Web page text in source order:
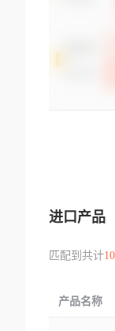
进口产品
匹配到共计
产品名称